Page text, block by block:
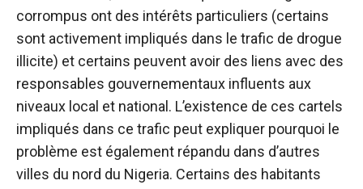
corrompus ont des intérêts particuliers (certains
sont activement impliqués dans le trafic de drogue
illicite) et certains peuvent avoir des liens avec des
responsables gouvernementaux influents aux
niveaux local et national. L’existence de ces cartels
impliqués dans ce trafic peut expliquer pourquoi le
problème est également répandu dans d’autres
villes du nord du Nigeria. Certains des habitants